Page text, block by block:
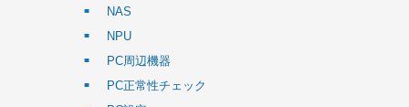
NAS
NPU
PC周辺機器
PC正常性チェック